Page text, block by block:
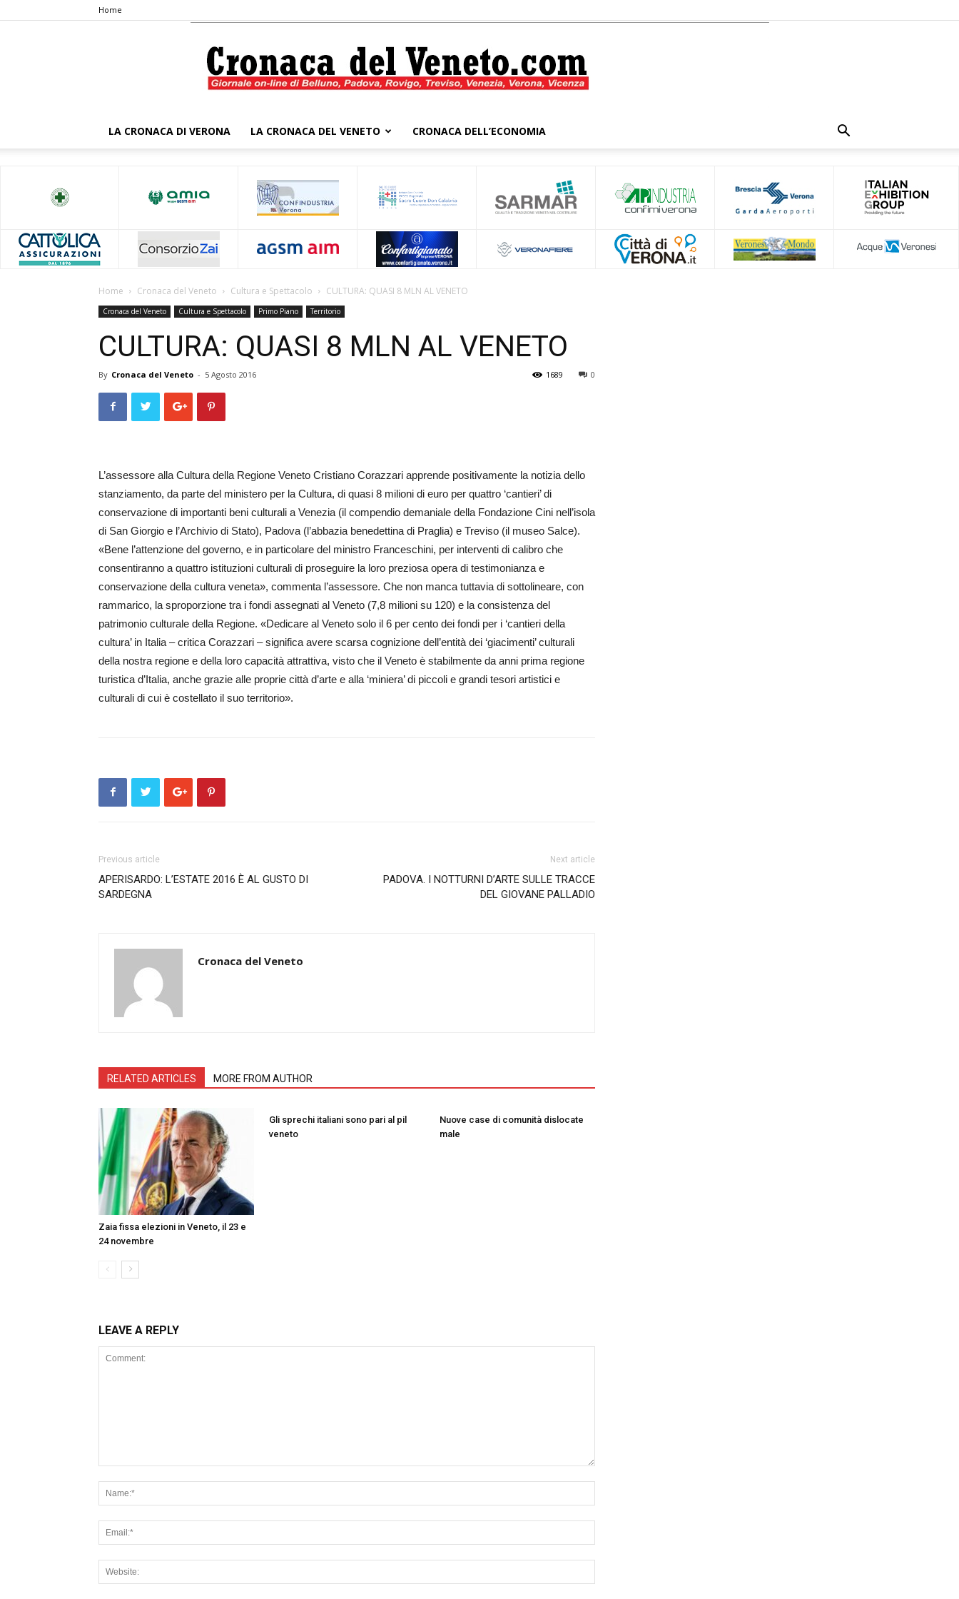
Home
Veneto
LA CRONACA DI VERONA LA CRONACA DEL VENETO CRONACA DELL’ECONOMIA
Home Cronaca del Veneto Cultura e Spettacolo CULTURA: QUASI 8 MLN AL VENETO
Cronaca del Veneto Cultura e Spettacolo Primo Piano Territorio
CULTURA: QUASI 8 MLN AL VENETO
By Cronaca del Veneto - 5 Agosto 2016 0
1689
L’assessore alla Cultura della Regione Veneto Cristiano Corazzari apprende positivamente la notizia dello
stanziamento, da parte del ministero per la Cultura, di quasi 8 milioni di euro per quattro ‘cantieri’ di
conservazione di importanti beni culturali a Venezia (il compendio demaniale della Fondazione Cini nell’isola
di San Giorgio e l’Archivio di Stato), Padova (l’abbazia benedettina di Praglia) e Treviso (il museo Salce).
«Bene l’attenzione del governo, e in particolare del ministro Franceschini, per interventi di calibro che
consentiranno a quattro istituzioni culturali di proseguire la loro preziosa opera di testimonianza e
conservazione della cultura veneta», commenta l’assessore. Che non manca tuttavia di sottolineare, con
rammarico, la sproporzione tra i fondi assegnati al Veneto (7,8 milioni su 120) e la consistenza del
patrimonio culturale della Regione. «Dedicare al Veneto solo il 6 per cento dei fondi per i ‘cantieri della
cultura’ in Italia – critica Corazzari – significa avere scarsa cognizione dell’entità dei ‘giacimenti’ culturali
della nostra regione e della loro capacità attrattiva, visto che il Veneto è stabilmente da anni prima regione
turistica d’Italia, anche grazie alle proprie città d’arte e alla ‘miniera’ di piccoli e grandi tesori artistici e
culturali di cui è costellato il suo territorio».
Previous article
APERISARDO: L’ESTATE 2016 È AL GUSTO DI
SARDEGNA
Next article
PADOVA. I NOTTURNI D’ARTE SULLE TRACCE
DEL GIOVANE PALLADIO
Cronaca del Veneto
RELATED ARTICLES MORE FROM AUTHOR
Zaia fissa elezioni in Veneto, il 23 e
24 novembre
Gli sprechi italiani sono pari al pil
veneto
Nuove case di comunità dislocate
male
LEAVE A REPLY